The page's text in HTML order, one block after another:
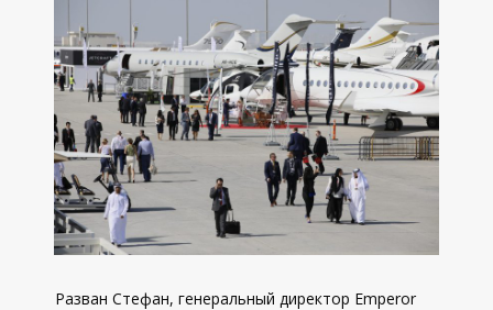
Разван Стефан, генеральный директор Emperor